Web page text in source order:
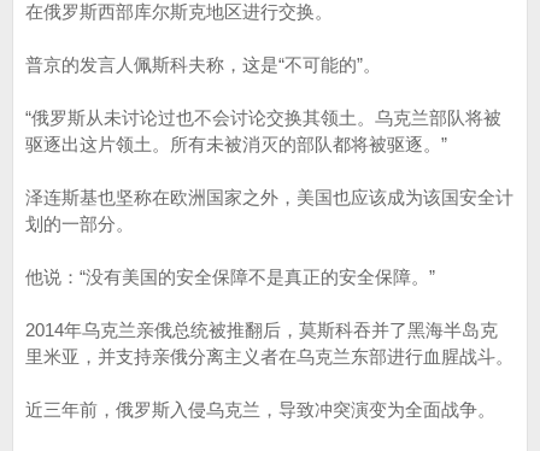
在俄罗斯西部库尔斯克地区进行交换。
普京的发言人佩斯科夫称，这是“不可能的”。
“俄罗斯从未讨论过也不会讨论交换其领土。乌克兰部队将被
驱逐出这片领土。所有未被消灭的部队都将被驱逐。”
泽连斯基也坚称在欧洲国家之外，美国也应该成为该国安全计
划的一部分。
他说：“没有美国的安全保障不是真正的安全保障。”
2014年乌克兰亲俄总统被推翻后，莫斯科吞并了黑海半岛克
里米亚，并支持亲俄分离主义者在乌克兰东部进行血腥战斗。
近三年前，俄罗斯入侵乌克兰，导致冲突演变为全面战争。